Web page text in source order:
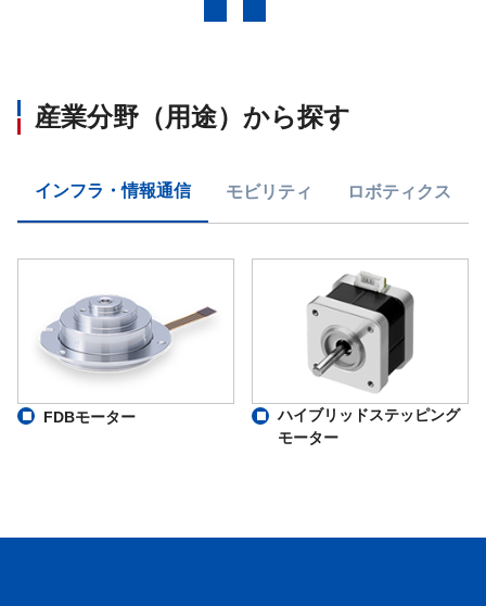
産業分野（用途）から探す
インフラ・情報通信 モビリティ ロボティクス
FDBモーター
ハイブリッドステッピング
モーター